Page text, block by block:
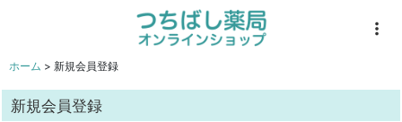
ホーム > 新規会員登録
新規会員登録